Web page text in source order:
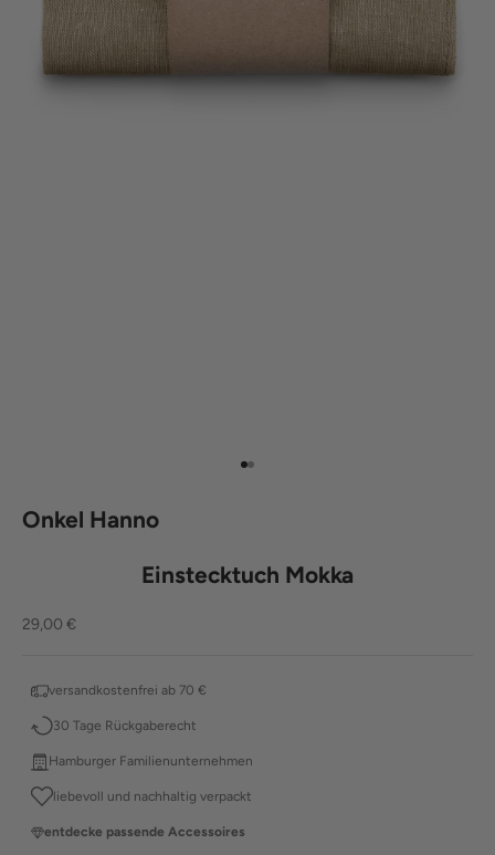
Gehe zu Element 1
Gehe zu Element 2
Onkel Hanno
Einstecktuch Mokka
Angebot
29,00 €
versandkostenfrei ab 70 €
30 Tage Rückgaberecht
Hamburger Familienunternehmen
liebevoll und nachhaltig verpackt
entdecke passende Accessoires